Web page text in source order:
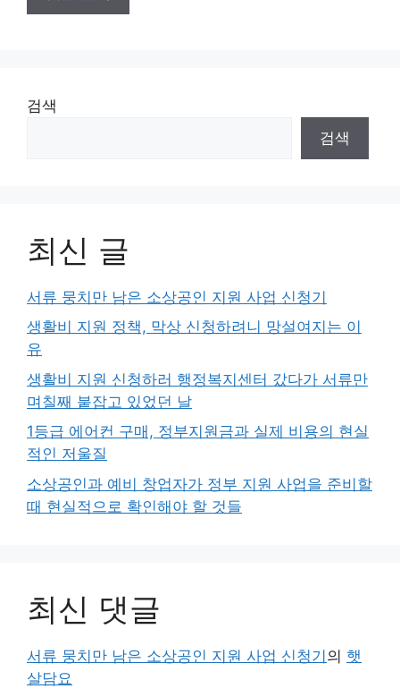
검색
검색
최신 글
서류 뭉치만 남은 소상공인 지원 사업 신청기
생활비 지원 정책, 막상 신청하려니 망설여지는 이
유
생활비 지원 신청하러 행정복지센터 갔다가 서류만
며칠째 붙잡고 있었던 날
1등급 에어컨 구매, 정부지원금과 실제 비용의 현실
적인 저울질
소상공인과 예비 창업자가 정부 지원 사업을 준비할
때 현실적으로 확인해야 할 것들
최신 댓글
서류 뭉치만 남은 소상공인 지원 사업 신청기의 햇
살담요